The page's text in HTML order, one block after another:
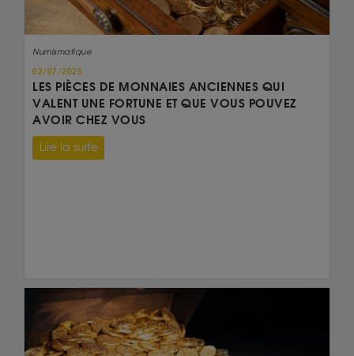
Numismatique
02/07/2025
LES PIÈCES DE MONNAIES ANCIENNES QUI
VALENT UNE FORTUNE ET QUE VOUS POUVEZ
AVOIR CHEZ VOUS
Lire la suite